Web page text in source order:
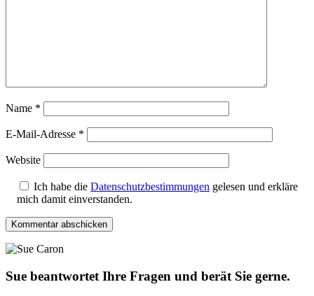
Name *
E-Mail-Adresse *
Website
Ich habe die Datenschutzbestimmungen gelesen und erkläre
mich damit einverstanden.
Sue beantwortet Ihre Fragen und berät Sie gerne.